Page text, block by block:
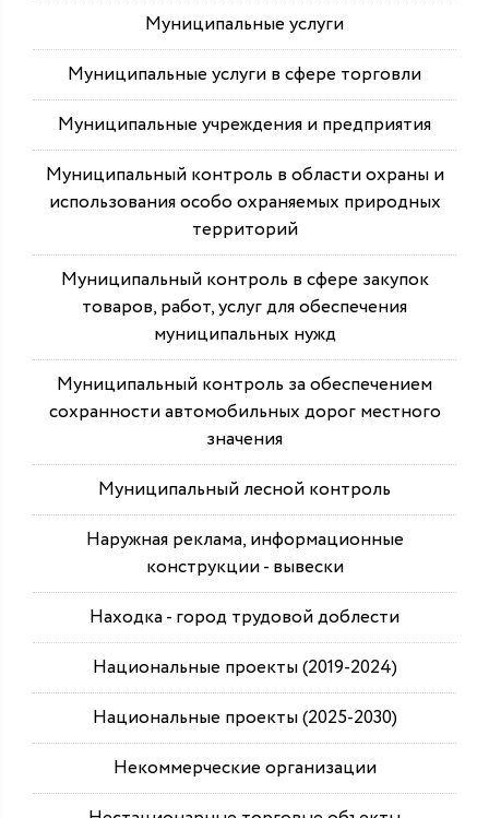
Муниципальные услуги
Муниципальные услуги в сфере торговли
Муниципальные учреждения и предприятия
Муниципальный контроль в области охраны и
использования особо охраняемых природных
территорий
Муниципальный контроль в сфере закупок
товаров, работ, услуг для обеспечения
муниципальных нужд
Муниципальный контроль за обеспечением
сохранности автомобильных дорог местного
значения
Муниципальный лесной контроль
Наружная реклама, информационные
конструкции - вывески
Находка - город трудовой доблести
Национальные проекты (2019-2024)
Национальные проекты (2025-2030)
Некоммерческие организации